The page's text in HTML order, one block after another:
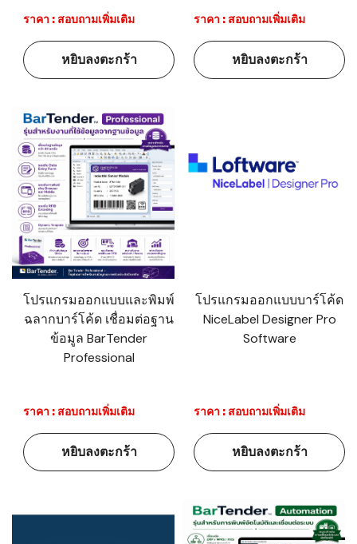
ราคา : สอบถามเพิ่มเติม
หยิบลงตะกร้า
ราคา : สอบถามเพิ่มเติม
หยิบลงตะกร้า
โปรแกรมออกแบบและพิมพ์
ฉลากบาร์โค้ด เชื่อมต่อฐาน
ข้อมูล BarTender
Professional
ราคา : สอบถามเพิ่มเติม
หยิบลงตะกร้า
โปรแกรมออกแบบบาร์โค้ด
NiceLabel Designer Pro
Software
ราคา : สอบถามเพิ่มเติม
หยิบลงตะกร้า